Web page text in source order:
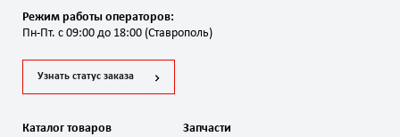
Режим работы операторов:
Пн-Пт. с 09:00 до 18:00 (Ставрополь)
Узнать статус заказа
Каталог товаров Запчасти